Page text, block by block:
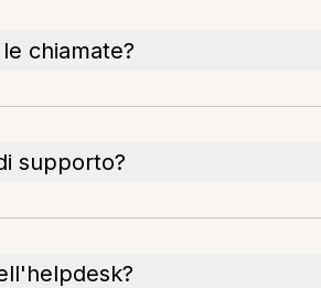
chiamate?
supporto?